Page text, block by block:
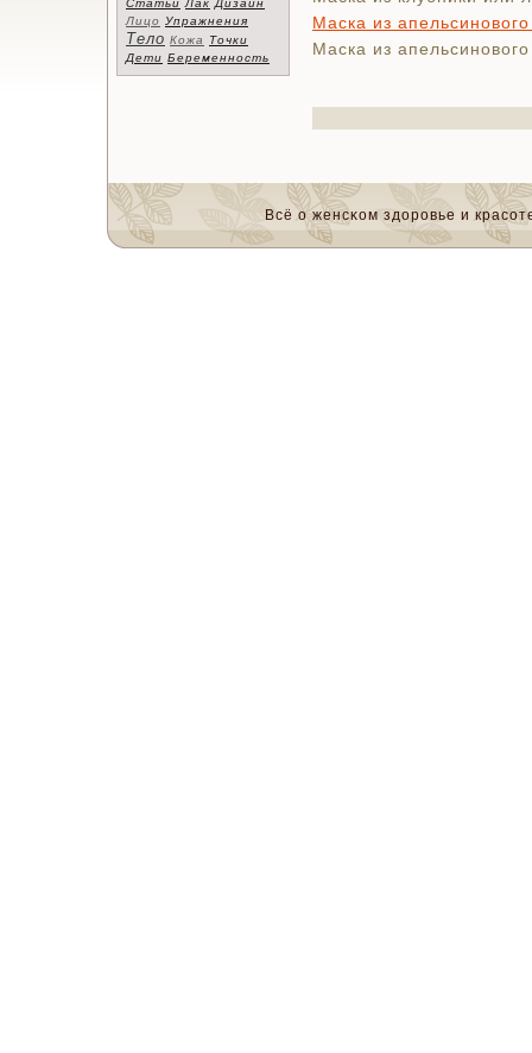
Статьи Лак Дизайн
Лицо Упражнения
Тело Кожа
Точки
Дети Беременность
Маска из
Маска из
Всё о женсκом здоровье и